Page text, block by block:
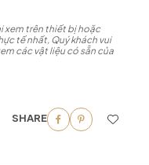
xem trên thiết bị hoặc
tế nhất, Quý khách vui
các vật liệu có sẵn của
SHARE